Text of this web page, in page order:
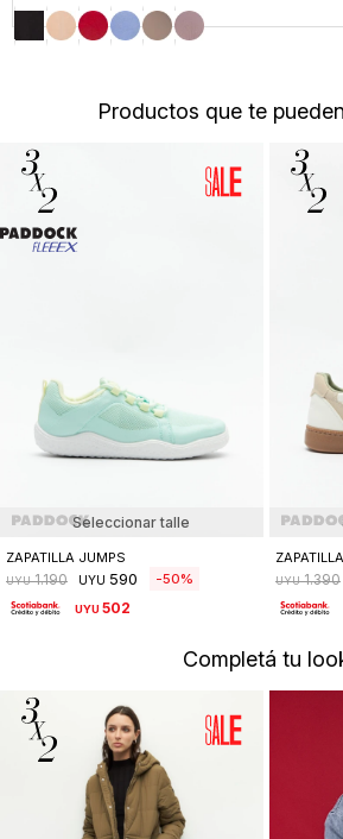
Productos que te
Seleccionar talle
ZAPATILLA JUMPS
UYU 1.190 UYU 590 50
UYU502
UYU 1.390
Completá tu